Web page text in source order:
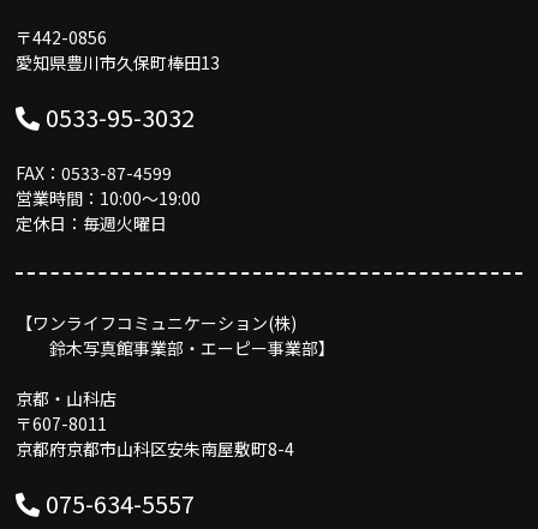
〒442-0856
愛知県豊川市久保町棒田13
0533-95-3032
FAX：0533-87-4599
営業時間：10:00〜19:00
定休日：毎週火曜日
【ワンライフコミュニケーション(株)
鈴木写真館事業部・エーピー事業部】
京都・山科店
〒607-8011
京都府京都市山科区安朱南屋敷町8-4
075-634-5557